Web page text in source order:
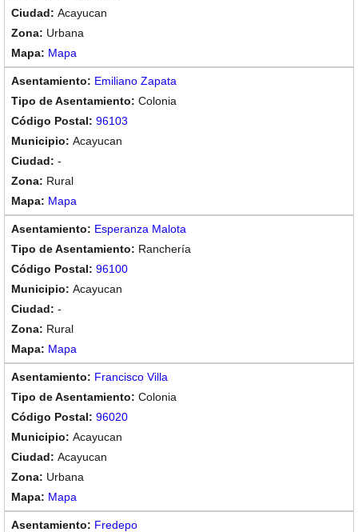
Acayucan
Urbana
Mapa
Emiliano Zapata
Colonia
96103
Acayucan
-
Rural
Mapa
Esperanza Malota
Ranchería
96100
Acayucan
-
Rural
Mapa
Francisco Villa
Colonia
96020
Acayucan
Acayucan
Urbana
Mapa
Fredepo